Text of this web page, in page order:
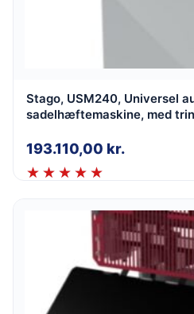
Stago, USM240, Universel
sadelhæftemaskine, med
193.110,00 kr.